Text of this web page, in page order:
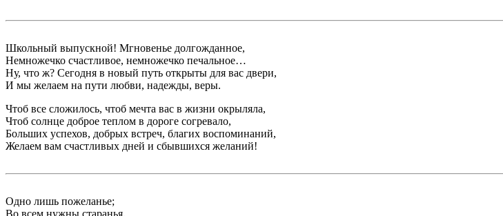
Школьный выпускной! Мгновенье долгожданное,
Немножечко счастливое, немножечко печальное…
Ну, что ж? Сегодня в новый путь открыты для вас двери,
И мы желаем на пути любви, надежды, веры.
Чтоб все сложилось, чтоб мечта вас в жизни окрыляла,
Чтоб солнце доброе теплом в дороге согревало,
Больших успехов, добрых встреч, благих воспоминаний,
Желаем вам счастливых дней и сбывшихся желаний!
Одно лишь пожеланье;